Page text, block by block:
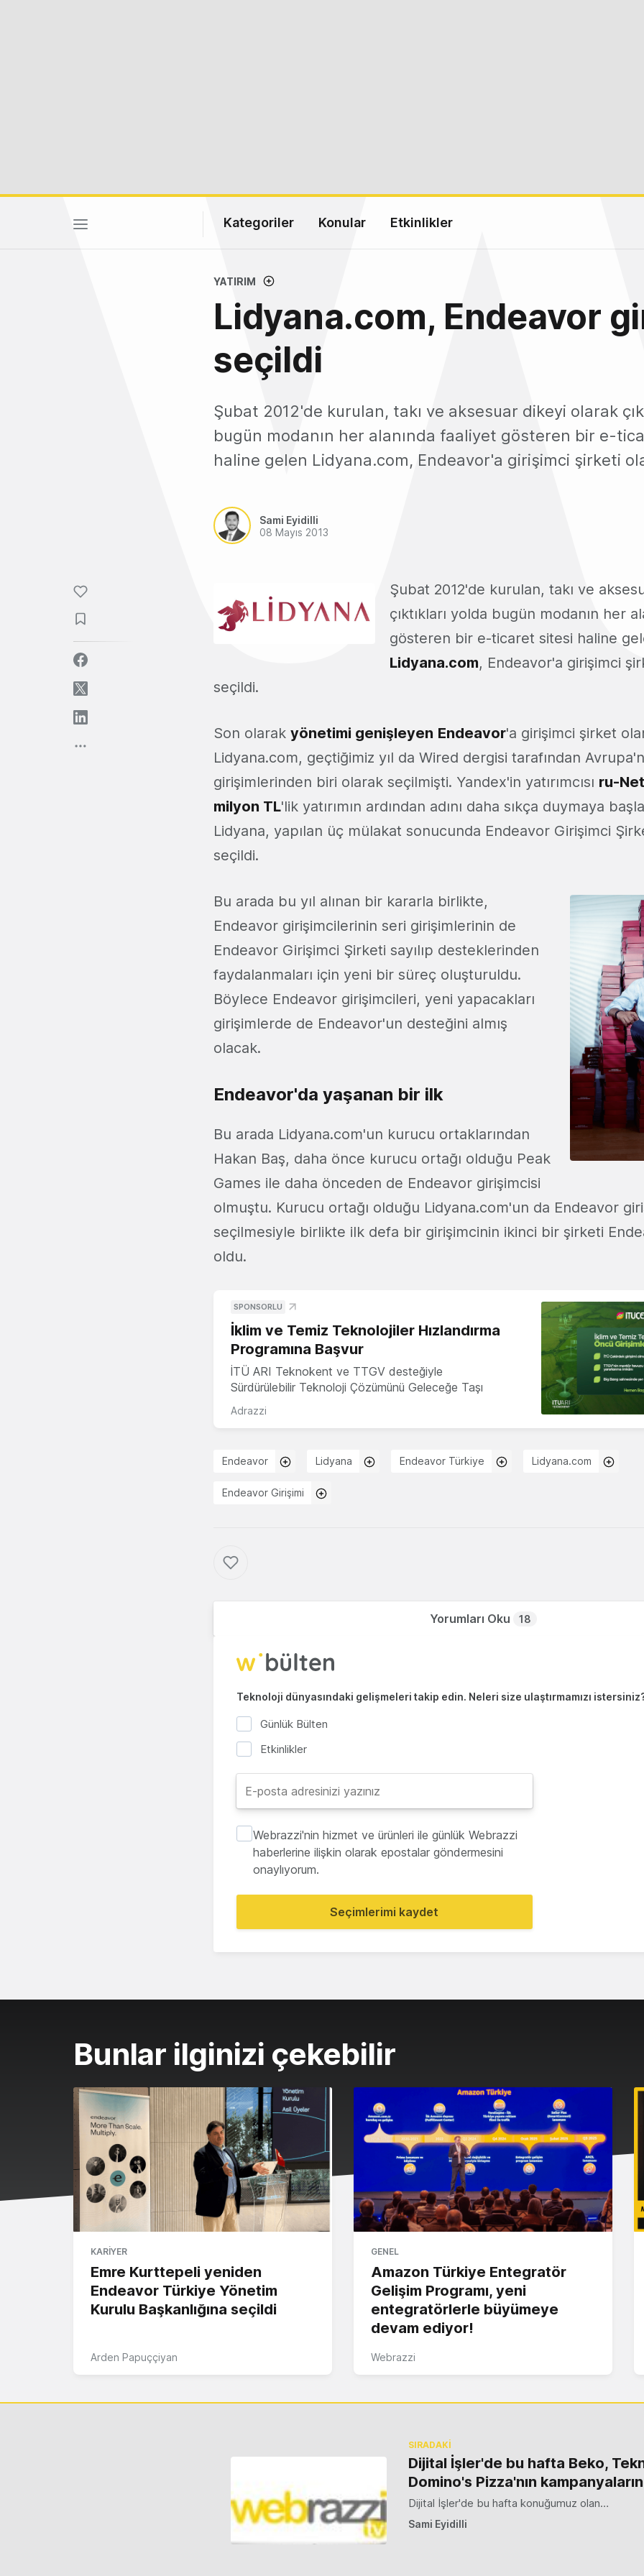
Kategoriler Konular Etkinlikler
YATIRIM
Lidyana.com, Endeavor
seçildi
Şubat 2012'de kurulan, takı ve aksesuar dikeyi olarak
bugün modanın her alanında faaliyet gösteren bir e-
haline gelen Lidyana.com, Endeavor'a girişimci şirketi
Sami Eyidilli
08 Mayıs 2013
Şubat 2012'de kurulan, takı ve
çıktıkları yolda bugün modanın her
gösteren bir e-ticaret sitesi haline
Lidyana.com, Endeavor'a girişimci
seçildi.
Son olarak yönetimi genişleyen Endeavor'a girişimci şirket
Lidyana.com, geçtiğimiz yıl da Wired dergisi tarafından
girişimlerinden biri olarak seçilmişti. Yandex'in yatırımcısı ru-
milyon TL'lik yatırımın ardından adını daha sıkça duymaya
Lidyana, yapılan üç mülakat sonucunda Endeavor Girişimci
seçildi.
Bu arada bu yıl alınan bir kararla birlikte,
Endeavor girişimcilerinin seri girişimlerinin de
Endeavor Girişimci Şirketi sayılıp desteklerinden
faydalanmaları için yeni bir süreç oluşturuldu.
Böylece Endeavor girişimcileri, yeni yapacakları
girişimlerde de Endeavor'un desteğini almış
olacak.
Endeavor'da yaşanan bir ilk
Bu arada Lidyana.com'un kurucu ortaklarından
Hakan Baş, daha önce kurucu ortağı olduğu Peak
Games ile daha önceden de Endeavor girişimcisi
olmuştu. Kurucu ortağı olduğu Lidyana.com'un da Endeavor
seçilmesiyle birlikte ilk defa bir girişimcinin ikinci bir şirketi
oldu.
SPONSORLU
İklim ve Temiz Teknolojiler Hızlandırma
Programına Başvur
İTÜ ARI Teknokent ve TTGV desteğiyle
Sürdürülebilir Teknoloji Çözümünü Geleceğe Taşı
Adrazzi
Endeavor Lidyana Endeavor Türkiye Lidyana.com
Endeavor Girişimi
Yorumları Oku 18
Teknoloji dünyasındaki gelişmeleri takip edin. Neleri size ulaştırmamızı
Günlük Bülten
Etkinlikler
Webrazzi'nin hizmet ve ürünleri ile günlük Webrazzi
haberlerine ilişkin olarak epostalar göndermesini
onaylıyorum.
Seçimlerimi kaydet
Bunlar ilginizi çekebilir
KARIYER
Emre Kurttepeli yeniden
Endeavor Türkiye Yönetim
Kurulu Başkanlığına seçildi
Arden Papuççiyan
GENEL
Amazon Türkiye Entegratör
Gelişim Programı, yeni
entegratörlerle büyümeye
devam ediyor!
Webrazzi
SIRADAKİ
Dijital İşler'de bu hafta Beko,
Domino's Pizza'nın
Dijital İşler'de bu hafta konuğumuz olan…
Sami Eyidilli